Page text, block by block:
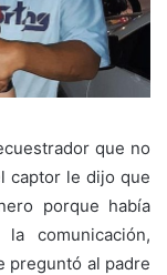
que no
captor le dijo que
porque había
comunicación,
preguntó al padre